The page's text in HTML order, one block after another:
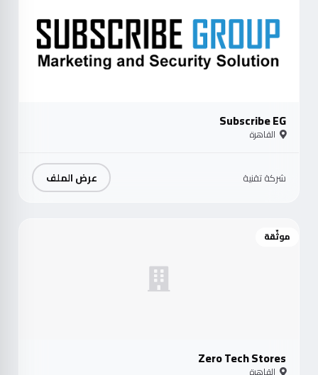
Subscribe EG
القاهرة
شركة تقنية عرض الملف
موثّقة
Zero Tech Stores